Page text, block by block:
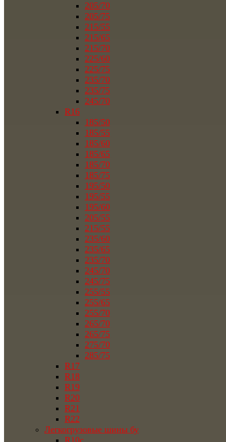
205/70
205/75
215/55
215/65
215/70
225/60
225/75
235/70
235/75
245/70
R16
185/50
185/55
185/60
185/65
185/70
185/75
195/50
195/55
195/60
205/55
215/55
235/60
235/65
235/70
245/70
245/75
255/55
255/65
255/70
265/70
265/75
275/70
285/75
R17
R18
R19
R20
R21
R22
Легкогрузовые шины бу
R10c